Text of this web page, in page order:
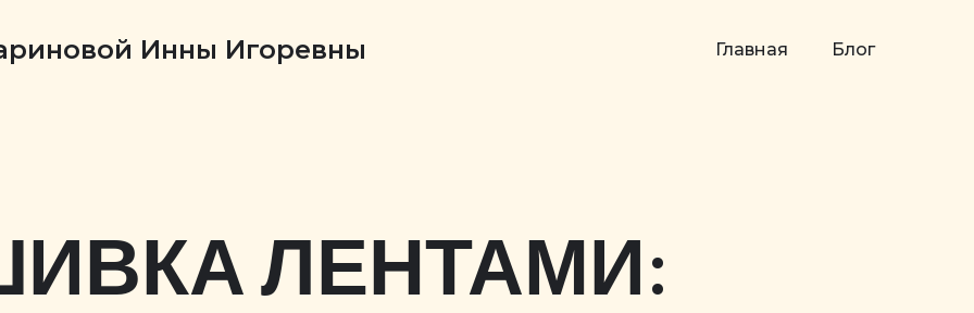
Инны Игоревны Главная Блог
ЛЕНТАМИ: